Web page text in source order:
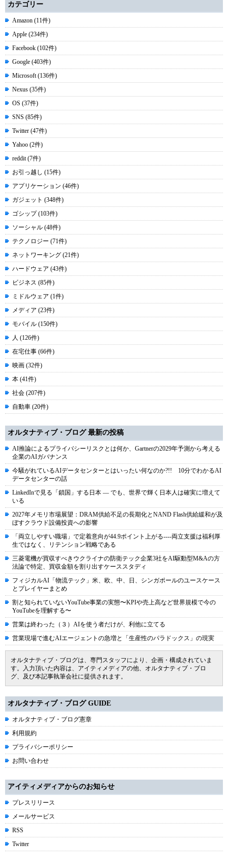
カテゴリー
Amazon (11件)
Apple (234件)
Facebook (102件)
Google (403件)
Microsoft (136件)
Nexus (35件)
OS (37件)
SNS (85件)
Twitter (47件)
Yahoo (2件)
reddit (7件)
お引っ越し (15件)
アプリケーション (46件)
ガジェット (348件)
ゴシップ (103件)
ソーシャル (48件)
テクノロジー (71件)
ネットワーキング (21件)
ハードウェア (43件)
ビジネス (85件)
ミドルウェア (1件)
メディア (23件)
モバイル (150件)
人 (126件)
在宅仕事 (66件)
映画 (32件)
本 (41件)
社会 (207件)
自動車 (20件)
オルタナティブ・ブログ 最新の投稿
AI推論によるプライバシーリスクとは何か、Gartnerの2029年予測から考える
企業のAIガバナンス
今騒がれているAIデータセンターとはいったい何なのか?!! 10分でわかるAI
データセンターの話
LinkedInで見る「鎖国」する日本 ― でも、世界で輝く日本人は確実に増えて
いる
2027年メモリ市場展望：DRAM供給不足の長期化とNAND Flash供給緩和が及
ぼすクラウド設備投資への影響
「両立しやすい職場」で定着意向が44.9ポイント上がる----両立支援は福利厚
生ではなく、リテンション戦略である
三菱電機が買収すべきウクライナの防衛テック企業3社をAI駆動型M&Aの方
法論で特定、買収金額を割り出すケーススタディ
フィジカルAI「物流テック」米、欧、中、日、シンガポールのユースケース
とプレイヤーまとめ
割と知られていないYouTube事業の実態〜KPIや売上高など世界規模で今の
YouTubeを理解する〜
営業は終わった（３）AIを使う者だけが、利他に立てる
営業現場で進むAIエージェントの急増と「生産性のパラドックス」の現実
オルタナティブ・ブログは、専門スタッフにより、企画・構成されていま
す。入力頂いた内容は、アイティメディアの他、オルタナティブ・ブロ
グ、及び本記事執筆会社に提供されます。
オルタナティブ・ブログ GUIDE
オルタナティブ・ブログ憲章
利用規約
プライバシーポリシー
お問い合わせ
アイティメディアからのお知らせ
プレスリリース
メールサービス
RSS
Twitter